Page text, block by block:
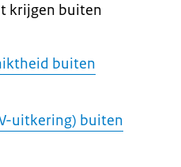
krijgen buiten
buiten
uitkering) buiten